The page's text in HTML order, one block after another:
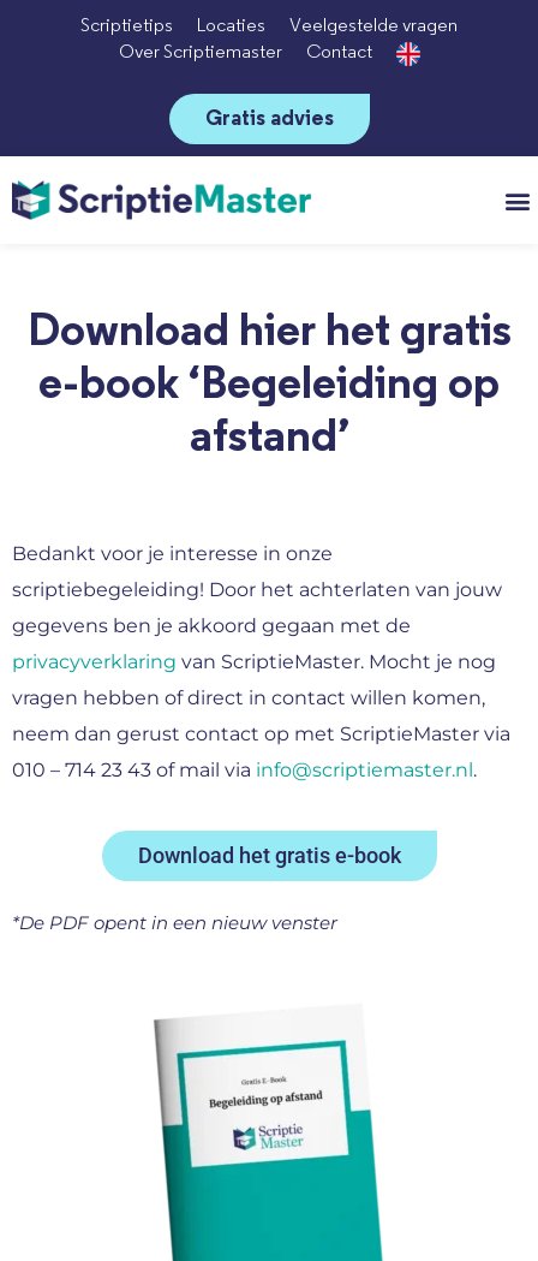
Scriptietips Locaties
Veelgestelde vragen
Over Scriptiemaster
Contact
Gratis advies
Download hier het gratis
e-book ‘Begeleiding op
afstand’
Bedankt voor je interesse in onze
scriptiebegeleiding! Door het achterlaten van jouw
gegevens ben je akkoord gegaan met de
privacyverklaring van ScriptieMaster. Mocht je nog
vragen hebben of direct in contact willen komen,
neem dan gerust contact op met ScriptieMaster via
010 – 714 23 43 of mail via info@scriptiemaster.nl .
Download het gratis e-book
*De PDF opent in een nieuw venster